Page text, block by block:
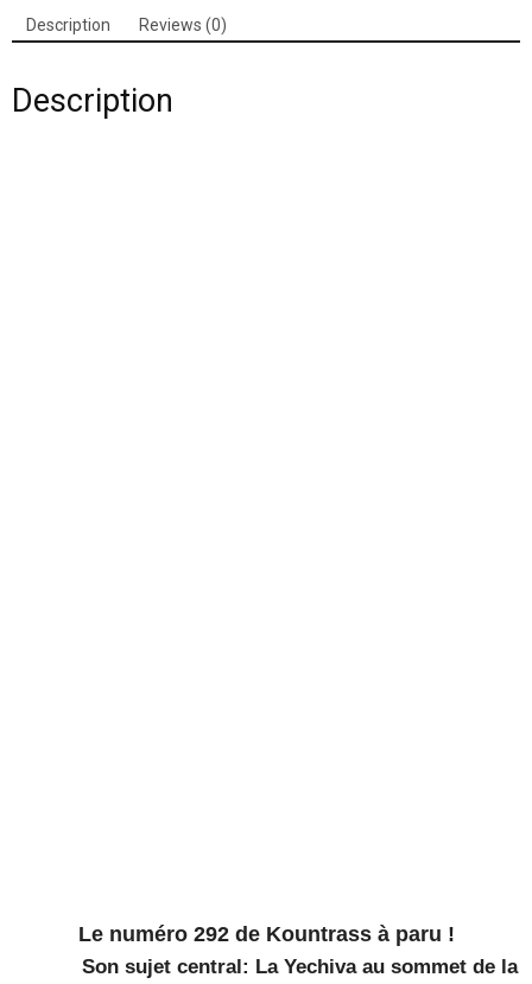
Description Reviews (0)
Description
Le numéro 292 de Kountrass à paru !
Son sujet central: La Yechiva au sommet de la